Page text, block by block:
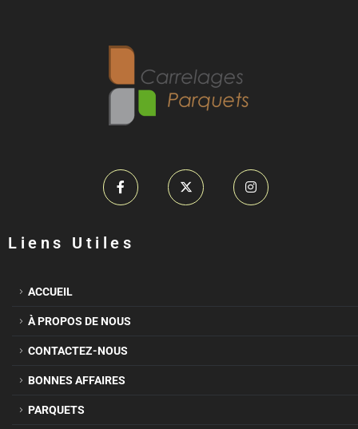
Liens Utiles
ACCUEIL
À PROPOS DE NOUS
CONTACTEZ-NOUS
BONNES AFFAIRES
PARQUETS